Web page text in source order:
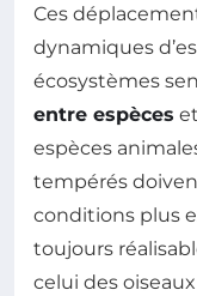
Ces
dynamiques
écosystèmes
entre espèces
espèces
tempérés
conditions plus
toujours
celui des